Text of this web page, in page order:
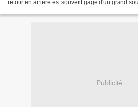
retour en arrière est souvent gage d'un grand
Publicité